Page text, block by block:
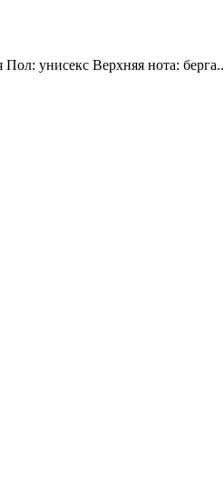
унисекс Верхняя нота: берга..